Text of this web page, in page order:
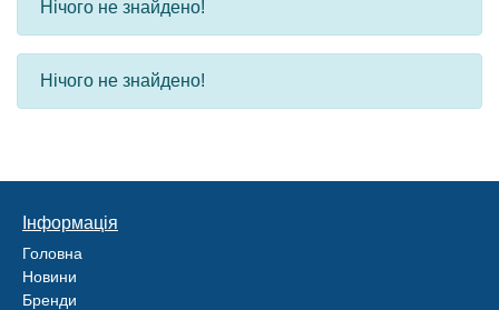
Нічого не знайдено!
Нічого не знайдено!
Інформація
Головна
Новини
Бренди